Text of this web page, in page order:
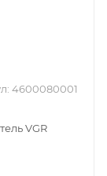
4600080001
VGR